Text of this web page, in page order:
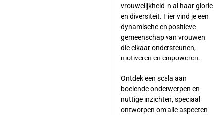
vrouwelijkheid in al haar glorie
en diversiteit. Hier vind je een
dynamische en positieve
gemeenschap van vrouwen
die elkaar ondersteunen,
motiveren en empoweren.
Ontdek een scala aan
boeiende onderwerpen en
nuttige inzichten, speciaal
ontworpen om alle aspecten